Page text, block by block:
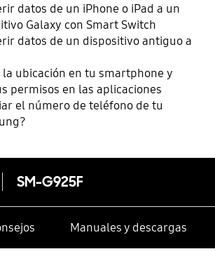
datos de un iPhone o iPad a un
Galaxy con Smart Switch
datos de un dispositivo antiguo a
la ubicación en tu smartphone y
permisos en las aplicaciones
el número de teléfono de tu
SM-G925F
Manuales y descargas